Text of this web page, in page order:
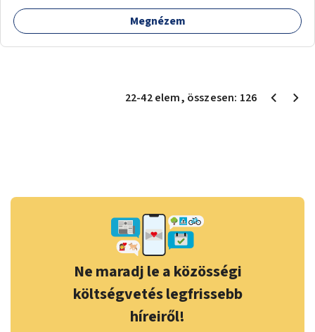
Megnézem
22-42elem, összesen: 126
Ne maradj le a közösségi
költségvetés legfrissebb
híreiről!